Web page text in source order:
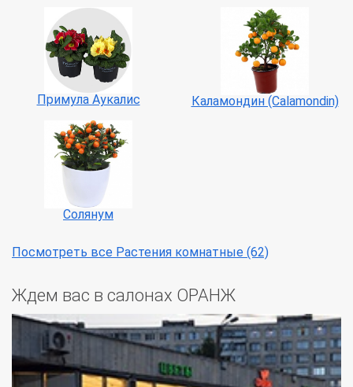
Примула Аукалис Каламондин (Calamondin)
Солянум
Посмотреть все Растения комнатные (62)
Ждем вас в салонах ОРАНЖ